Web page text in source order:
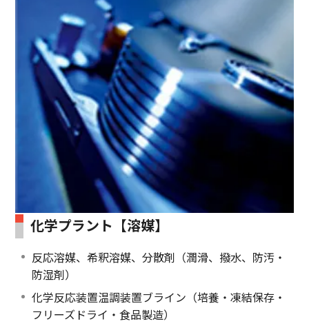
化学プラント【溶媒】
反応溶媒、希釈溶媒、分散剤（潤滑、撥水、防汚・
防湿剤）
化学反応装置温調装置ブライン（培養・凍結保存・
フリーズドライ・食品製造）